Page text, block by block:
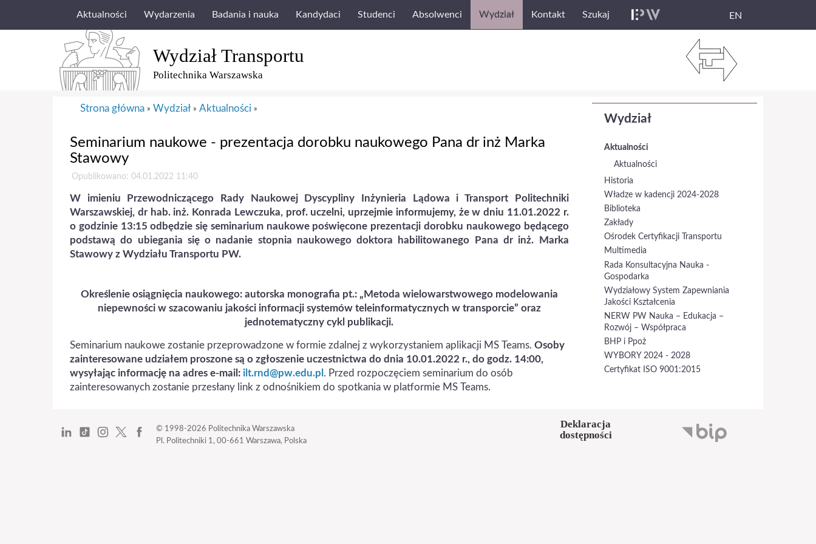
Aktualności Wydarzenia Badania i nauka Kandydaci Studenci Absolwenci Wydział Kontakt Szukaj EN
Wydział Transportu
Politechnika Warszawska
Wydział
Aktualności
Aktualności
Historia
Władze w kadencji 2024-2028
Biblioteka
Zakłady
Ośrodek Certyfikacji Transportu
Multimedia
Rada Konsultacyjna Nauka -
Gospodarka
Wydziałowy System Zapewniania
Jakości Kształcenia
NERW PW Nauka – Edukacja –
Rozwój – Współpraca
BHP i Ppoż
WYBORY 2024 - 2028
Certyfikat ISO 9001:2015
Strona główna » Wydział » Aktualności »
Seminarium naukowe - prezentacja dorobku naukowego Pana dr inż Marka
Stawowy
Opublikowano: 04.01.2022 11:40
W imieniu Przewodniczącego Rady Naukowej Dyscypliny Inżynieria Lądowa i Transport Politechniki
Warszawskiej, dr hab. inż. Konrada Lewczuka, prof. uczelni, uprzejmie informujemy, żew dniu 11.01.2022 r.
o godzinie 13:15 odbędzie się seminarium naukowepoświęcone prezentacji dorobku naukowego będącego
podstawą do ubiegania się o nadanie stopnia naukowego doktora habilitowanego
Pana dr inż. Marka
Stawowy z Wydziału Transportu PW.
Określenie osiągnięcia naukowego: autorska monografia pt.: „Metoda wielowarstwowego modelowania
niepewności w szacowaniu jakości informacji systemów teleinformatycznych w transporcie” oraz
jednotematyczny cykl publikacji.
Seminarium naukowe zostanie przeprowadzone w formie zdalnej z wykorzystaniem aplikacji MS Teams. Osoby
zainteresowane udziałem proszone są o zgłoszenie uczestnictwa do dnia 10.01.2022 r., do godz. 14:00,
wysyłając informację na adres e-mail: ilt.rnd@pw.edu.pl . Przed rozpoczęciem seminarium do osób
zainteresowanych zostanie przesłany link z odnośnikiem do spotkania w platformie MS Teams.
© 1998-2026 Politechnika Warszawska
Pl. Politechniki 1, 00-661 Warszawa, Polska
Deklaracja
dostępności